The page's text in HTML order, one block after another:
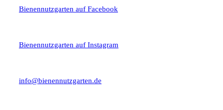
Bienennutzgarten auf Facebook
Bienennutzgarten auf Instagram
info@bienennutzgarten.de